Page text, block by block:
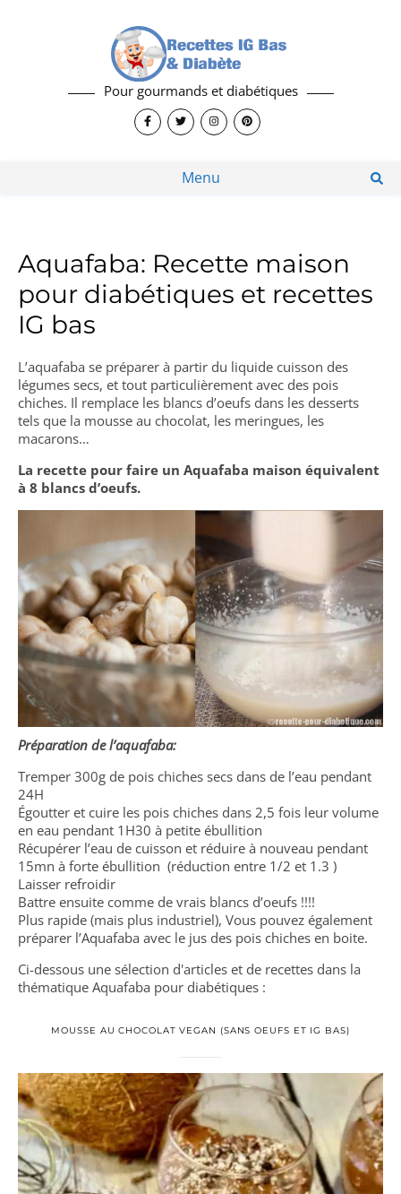
Pour gourmands et diabétiques
Menu
Aquafaba: Recette maison
pour diabétiques et recettes
IG bas
L’aquafaba se préparer à partir du liquide cuisson des
légumes secs, et tout particulièrement avec des pois
chiches. Il remplace les blancs d’oeufs dans les desserts
tels que la mousse au chocolat, les meringues, les
macarons…
La recette pour faire un Aquafaba maison équivalent
à 8 blancs d’oeufs.
Préparation de l’aquafaba:
Tremper 300g de pois chiches secs dans de l’eau pendant
24H
Égoutter et cuire les pois chiches dans 2,5 fois leur volume
en eau pendant 1H30 à petite ébullition
Récupérer l’eau de cuisson et réduire à nouveau pendant
15mn à forte ébullition (réduction entre 1/2 et 1.3 )
Laisser refroidir
Battre ensuite comme de vrais blancs d’oeufs !!!!
Plus rapide (mais plus industriel), Vous pouvez également
préparer l’Aquafaba avec le jus des pois chiches en boite.
Ci-dessous une sélection d'articles et de recettes dans la
thématique Aquafaba pour diabétiques :
MOUSSE AU CHOCOLAT VEGAN (SANS OEUFS ET IG BAS)